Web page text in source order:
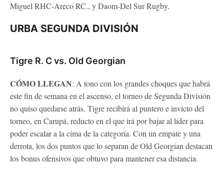
Miguel RHC-Areco RC., y Daom-Del Sur Rugby.
URBA SEGUNDA DIVISIÓN
Tigre R. C vs. Old Georgian
CÓMO LLEGAN: A tono con los grandes choques que habrá
este fin de semana en el ascenso, el torneo de Segunda División
no quiso quedarse atrás. Tigre recibirá al puntero e invicto del
torneo, en Carupá, reducto en el que irá por bajar al líder para
poder escalar a la cima de la categoría. Con un empate y una
derrota, los dos puntos que lo separan de Old Georgian destacan
los bonus ofensivos que obtuvo para mantener esa distancia.